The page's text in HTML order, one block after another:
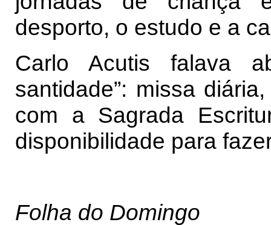
desporto, o estudo e a
Carlo Acutis falava
santidade”: missa
com a Sagrada
disponibilidade para
Folha do Domingo